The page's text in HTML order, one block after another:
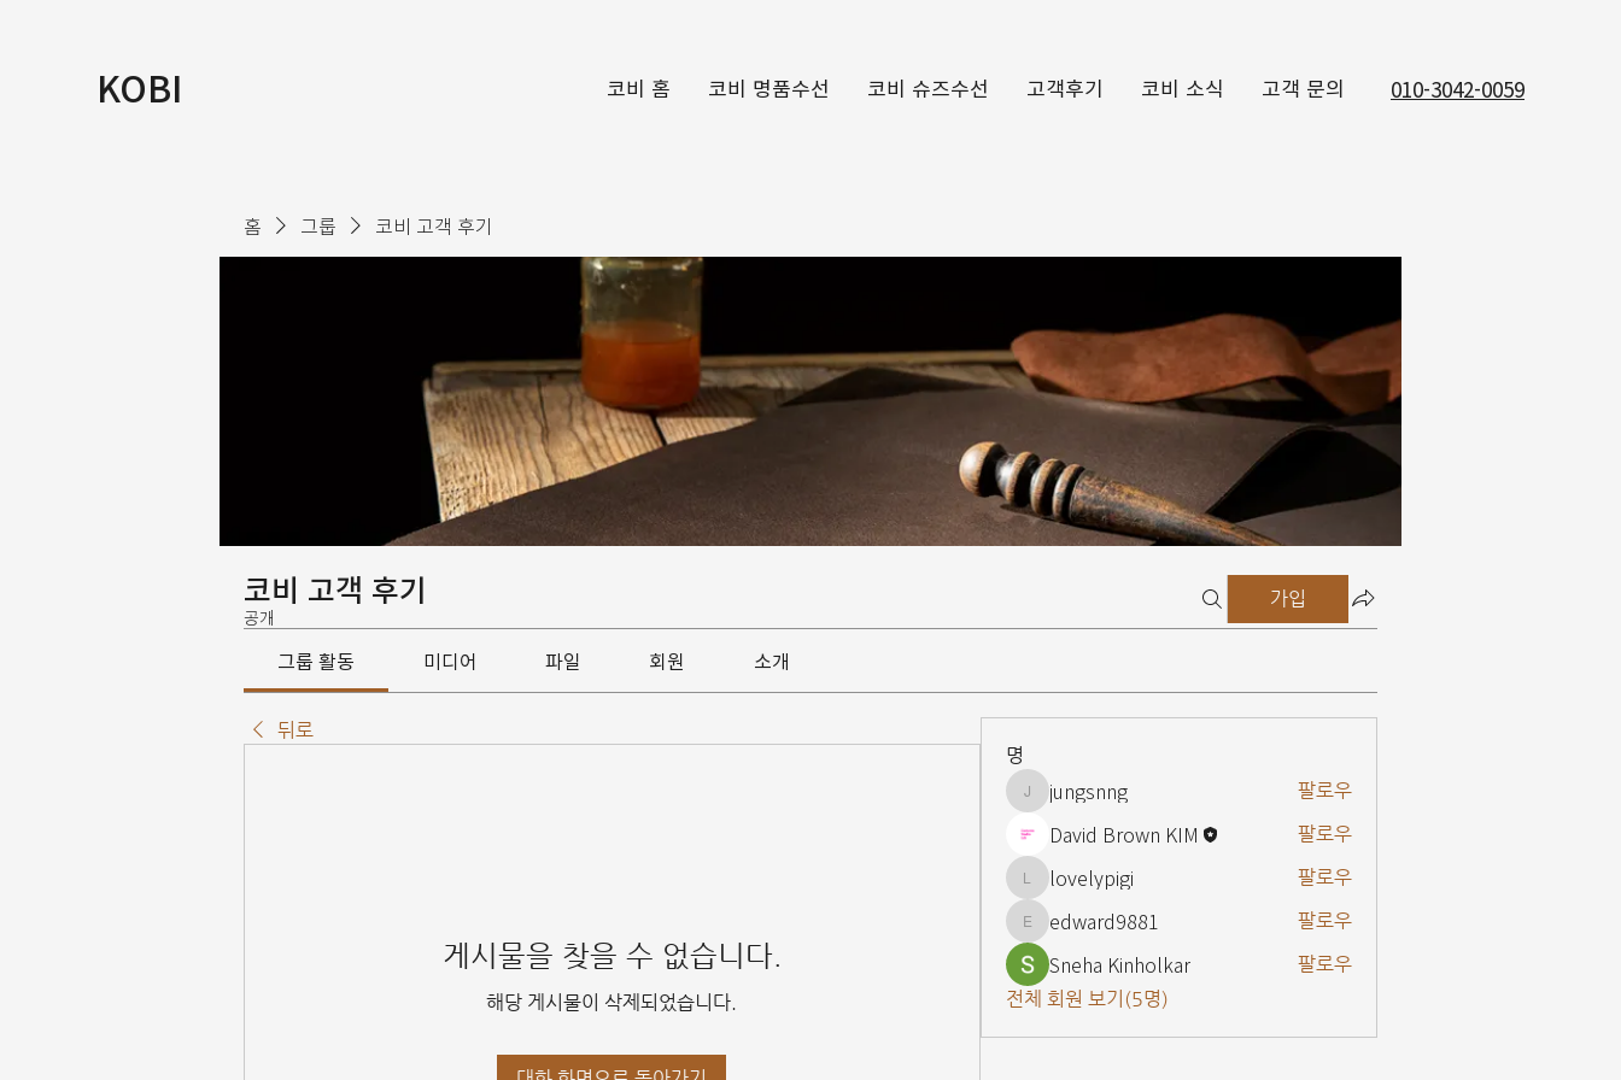
KOBI 코비 홈 코비 명품수선 코비 슈즈수선 고객후기 코비 소식 고객 문의 010-3042-0059
홈 그룹 코비 고객 후기
코비 고객 후기
공개
가입
그룹 활동 미디어 파일 회원 소개
뒤로
게시물을 찾을 수 없습니다.
해당 게시물이 삭제되었습니다.
명
jungsnng
jungsnng 팔로우
David Brown KIM 팔로우
lovelypigi
lovelypigi 팔로우
edward9881
edward9881 팔로우
Sneha Kinholkar
팔로우
전체 회원 보기(5명)